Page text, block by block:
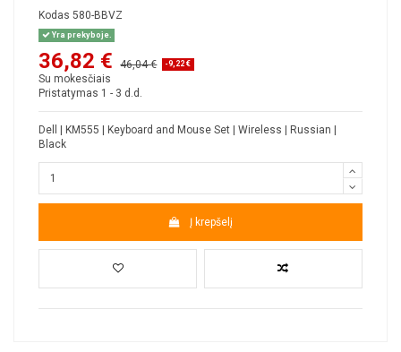
Kodas 580-BBVZ
Yra prekyboje.
36,82 € 46,04 € -9,22 €
Su mokesčiais
Pristatymas 1 - 3 d.d.
Dell | KM555 | Keyboard and Mouse Set | Wireless | Russian |
Black
Į krepšelį